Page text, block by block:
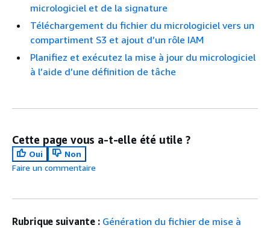
micrologiciel et de la signature
Téléchargement du fichier du micrologiciel vers un
compartiment S3 et ajout d’un rôle IAM
Planifiez et exécutez la mise à jour du micrologiciel
à l’aide d’une définition de tâche
Cette page vous a-t-elle été utile ?
Oui
Non
Faire un commentaire
Rubrique suivante : Génération du fichier de mise à